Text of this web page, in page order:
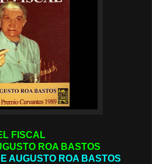
FISCAL
ROA BASTOS
AUGUSTO ROA BASTOS